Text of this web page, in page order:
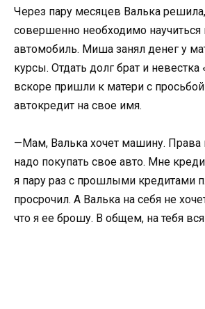
Через пару месяцев Валька
совершенно необходимо научиться
автомобиль. Миша занял денег у
курсы. Отдать долг брат и невестка
вскоре пришли к матери с просьбой
автокредит на свое имя.
—Мам, Валька хочет машину. Права
надо покупать свое авто. Мне
я пару раз с прошлыми кредитами
просрочил. А Валька на себя не
что я ее брошу. В общем, на тебя